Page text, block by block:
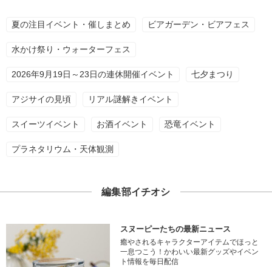
夏の注目イベント・催しまとめ ビアガーデン・ビアフェス
水かけ祭り・ウォーターフェス
2026年9月19日～23日の連休開催イベント 七夕まつり
アジサイの見頃 リアル謎解きイベント
スイーツイベント お酒イベント 恐竜イベント
プラネタリウム・天体観測
編集部イチオシ
スヌーピーたちの最新ニュース
癒やされるキャラクターアイテムでほっと
一息つこう！かわいい最新グッズやイベン
ト情報を毎日配信